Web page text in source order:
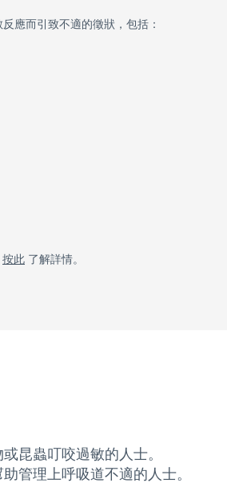
應而引致不適的徵狀，包括：
按此 了解詳情。
昆蟲叮咬過敏的人士。
管理上呼吸道不適的人士。